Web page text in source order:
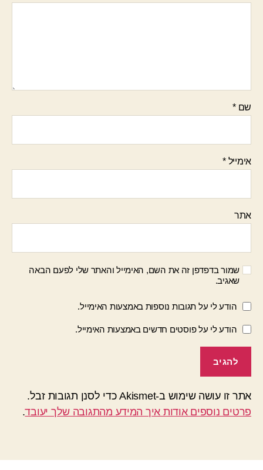
שם*
אימייל*
אתר
שמור בדפדפן זה את השם, האימייל והאתר שלי לפעם הבאה
שאגיב.
הודע לי על תגובות נוספות באמצעות האימייל.
הודע לי על פוסטים חדשים באמצעות האימייל.
אתר זו עושה שימוש ב-Akismet כדי לסנן תגובות זבל.
פרטים נוספים אודות איך המידע מהתגובה שלך יעובד.